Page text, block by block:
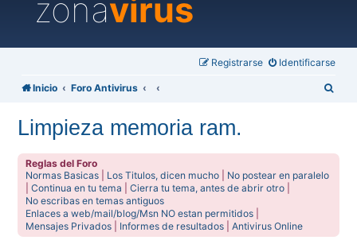
zonavirus
Identificarse
Registrarse
Inicio Foro Antivirus
Limpieza memoria ram.
Reglas del Foro
Normas Basicas
Los Titulos, dicen mucho
No postear en paralelo
|Continua en tu tema |Cierra tu tema, antes de abrir otro
No escribas en temas antiguos
Enlaces a web/mail/blog/Msn NO estan permitidos
Mensajes Privados
Informes de resultados |Antivirus Online